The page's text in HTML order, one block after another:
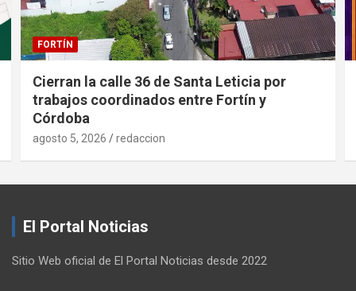
FORTÍN
Cierran la calle 36 de Santa Leticia por
trabajos coordinados entre Fortín y
Córdoba
agosto 5, 2026 redaccion
El Portal Noticias
Sitio Web oficial de El Portal Noticias desde 2022